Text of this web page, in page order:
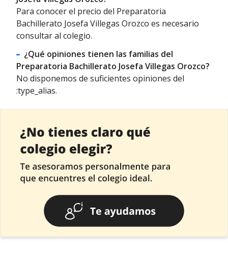
Para conocer el precio del Preparatoria
Bachillerato Josefa Villegas Orozco es necesario
consultar al colegio.
¿Qué opiniones tienen las familias del
Preparatoria Bachillerato Josefa Villegas Orozco?
No disponemos de suficientes opiniones del
:type_alias.